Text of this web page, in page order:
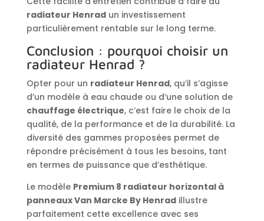
radiateur Henradun investissement
particulièrement rentable sur le long terme.
Conclusion : pourquoi choisir un
radiateur Henrad ?
Opter pour un radiateur Henrad, qu’il s’agisse
d’un modèle à eau chaude ou d’une solution de
chauffage électrique, c’est faire le choix de la
qualité, de la performance et de la durabilité. La
diversité des gammes proposées permet de
répondre précisément à tous les besoins, tant
en termes de puissance que d’esthétique.
Le modèle Premium 8 radiateur horizontal à
panneaux Van Marcke By Henradillustre
parfaitement cette excellence avec ses